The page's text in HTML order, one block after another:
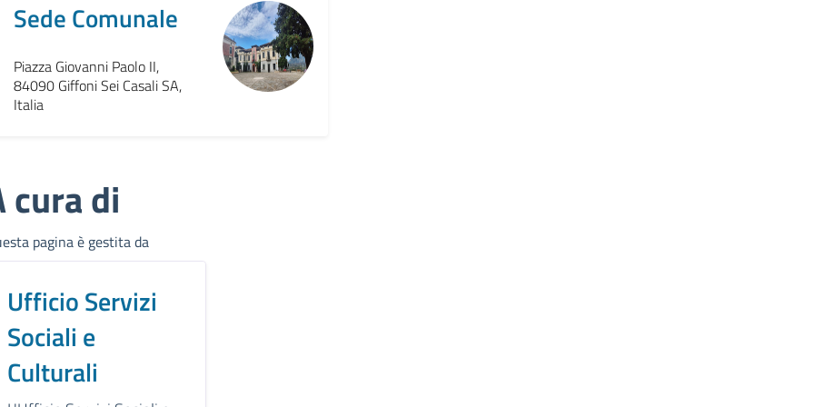
Sede Comunale
Piazza Giovanni Paolo II,
84090 Giffoni Sei Casali SA,
Italia
cura di
pagina è gestita da
Ufficio Servizi
Sociali e
Culturali